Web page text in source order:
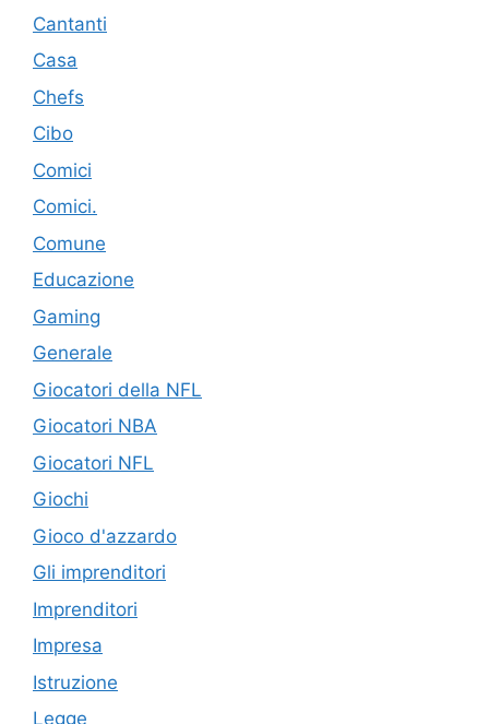
Cantanti
Casa
Chefs
Cibo
Comici
Comici.
Comune
Educazione
Gaming
Generale
Giocatori della NFL
Giocatori NBA
Giocatori NFL
Giochi
Gioco d'azzardo
Gli imprenditori
Imprenditori
Impresa
Istruzione
Legge